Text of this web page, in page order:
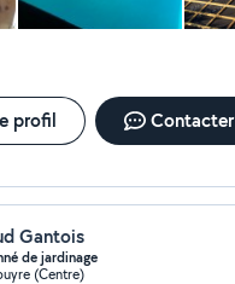
profil Contacter
Gantois
de jardinage
(Centre)